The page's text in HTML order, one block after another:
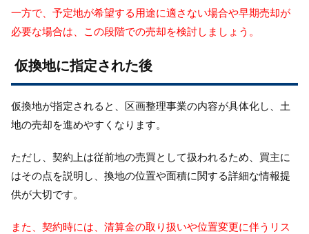
一方で、予定地が希望する用途に適さない場合や早期売却が
必要な場合は、この段階での売却を検討しましょう。
仮換地に指定された後
仮換地が指定されると、区画整理事業の内容が具体化し、土
地の売却を進めやすくなります。
ただし、契約上は従前地の売買として扱われるため、買主に
はその点を説明し、換地の位置や面積に関する詳細な情報提
供が大切です。
また、契約時には、清算金の取り扱いや位置変更に伴うリス